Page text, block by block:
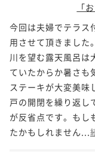
「
今回は夫婦でテラス
用させて頂きました
川を望む露天風呂は
ていたからか暑さも
ステーキが大変美味
戸の開閉を繰り返し
が反省点です。もし
たかもしれません...